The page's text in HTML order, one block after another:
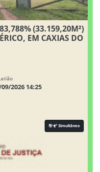
(33.159,20M²)
EM CAXIAS DO
2026 14:25
Simultâneo